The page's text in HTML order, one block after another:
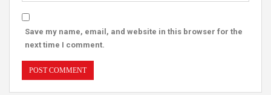
Save my name, email, and website in this browser for the
next time I comment.